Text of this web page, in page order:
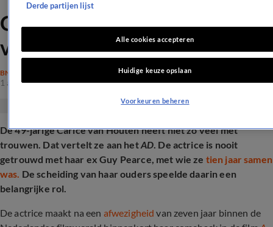
Om déze reden wil Carice
van Houten niet trouwen
BN'ERS
1 apr 2026, 16:41
De 49-jarige Carice van Houten heeft niet zo veel met
trouwen. Dat vertelt ze aan hetAD. De actrice is nooit
getrouwd met haar ex Guy Pearce, met wie ze tien jaar samen
was. De scheiding van haar ouders speelde daarin een
belangrijke rol.
De actrice maakt na een afwezigheidvan zeven jaar binnen de
Derde partijen lijst
Alle cookies accepteren
Huidige keuze opslaan
Voorkeuren beheren